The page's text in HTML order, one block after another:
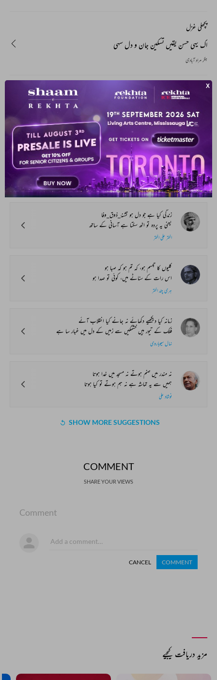
پچھلی غزل
اک یہی حسن یقیں تسکین جان و دل سہی
جگر مراد آبادی
آپ یہ بھی پڑھ سکتے ہیں
ہماری پسند
حسن_پری ہو ساتھ اور بے_موسم کی بارش ہو جائے
چھتری کون خریدے_گا پھر جتنی بارش ہو جائے
احمد عظیم
زندگی کیا ہے جو دل ہو تشنۂ_ذوق_وفا
یعنی یہ پردہ تو اٹھ سکتا ہے آسانی کے ساتھ
اختر علی اختر
کلیوں کا تبسم ہو، کہ تم ہو کہ صبا ہو
اس رات کے سناٹے میں، کوئی تو صدا ہو
ہری چند اختر
زمانہ کیا دیکھیے دکھائے نہ جانے کیا انقلاب آئے
فلک کے تیور ہیں خشمگیں سے زمیں کے دل میں غبار سا ہے
نہال سیوہاروی
نہ مندر میں صنم ہوتے نہ مسجد میں خدا ہوتا
ہمیں سے یہ تماشہ ہے نہ ہم ہوتے تو کیا ہوتا
نوشاد علی
SHOW MORE SUGGESTIONS
COMMENT
SHARE YOUR VIEWS
Comment
CANCEL COMMENT
مزید دریافت کیجیے